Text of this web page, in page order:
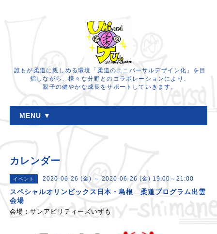
誰もが柔道に親しめる環境「柔道のユニバーサルデザイン化」を目
指しながら、様々な分野とのコラボレーションにより、
親子の健やかな成長をサポートしていきます。
MENU ▼
カレンダー
イベント 2020-06-26 (金) ～ 2020-06-26 (金) 19:00～21:00
スペシャルオリンピックス日本・島根 柔道プログラム出雲
会場
会場：サンアビリティーズいずも